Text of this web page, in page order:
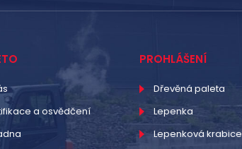
a osvědčení
PROHLÁŠENÍ
Dřevěná paleta
Lepenka
Lepenková krabice